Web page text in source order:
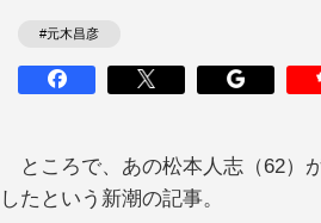
#元木昌彦
ところで、あの松本人志（62）
したという新潮の記事。